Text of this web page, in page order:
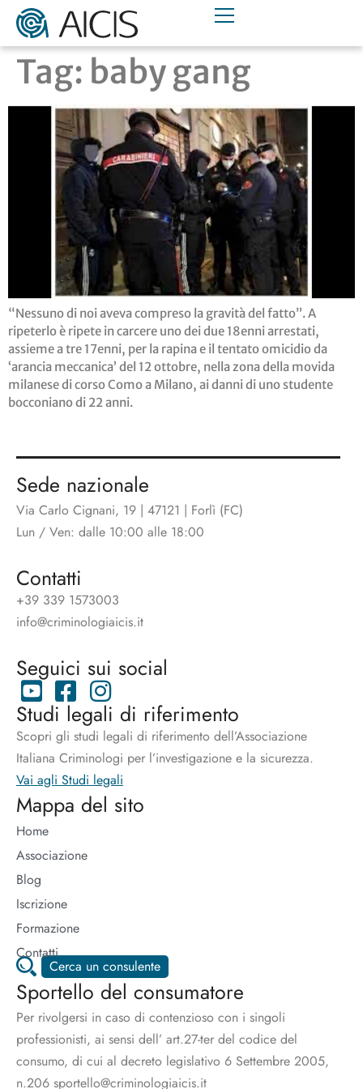
Tag: baby gang
“Nessuno di noi aveva compreso la gravità del fatto”. A
ripeterlo è ripete in carcere uno dei due 18enni arrestati,
assieme a tre 17enni, per la rapina e il tentato omicidio da
‘arancia meccanica’ del 12 ottobre, nella zona della movida
milanese di corso Como a Milano, ai danni di uno studente
bocconiano di 22 anni.
Sede nazionale
Via Carlo Cignani, 19 | 47121 | Forlì (FC)
Lun / Ven: dalle 10:00 alle 18:00
Contatti
+39 339 1573003
info@criminologiaicis.it
Seguici sui social
Studi legali di riferimento
Scopri gli studi legali di riferimento dell’Associazione
Italiana Criminologi per l’investigazione e la sicurezza.
Vai agli Studi legali
Mappa del sito
Home
Associazione
Blog
Iscrizione
Formazione
Contatti
Cerca un consulente
Sportello del consumatore
Per rivolgersi in caso di contenzioso con i singoli
professionisti, ai sensi dell’ art.27-ter del codice del
consumo, di cui al decreto legislativo 6 Settembre 2005,
n.206 sportello@criminologiaicis.it